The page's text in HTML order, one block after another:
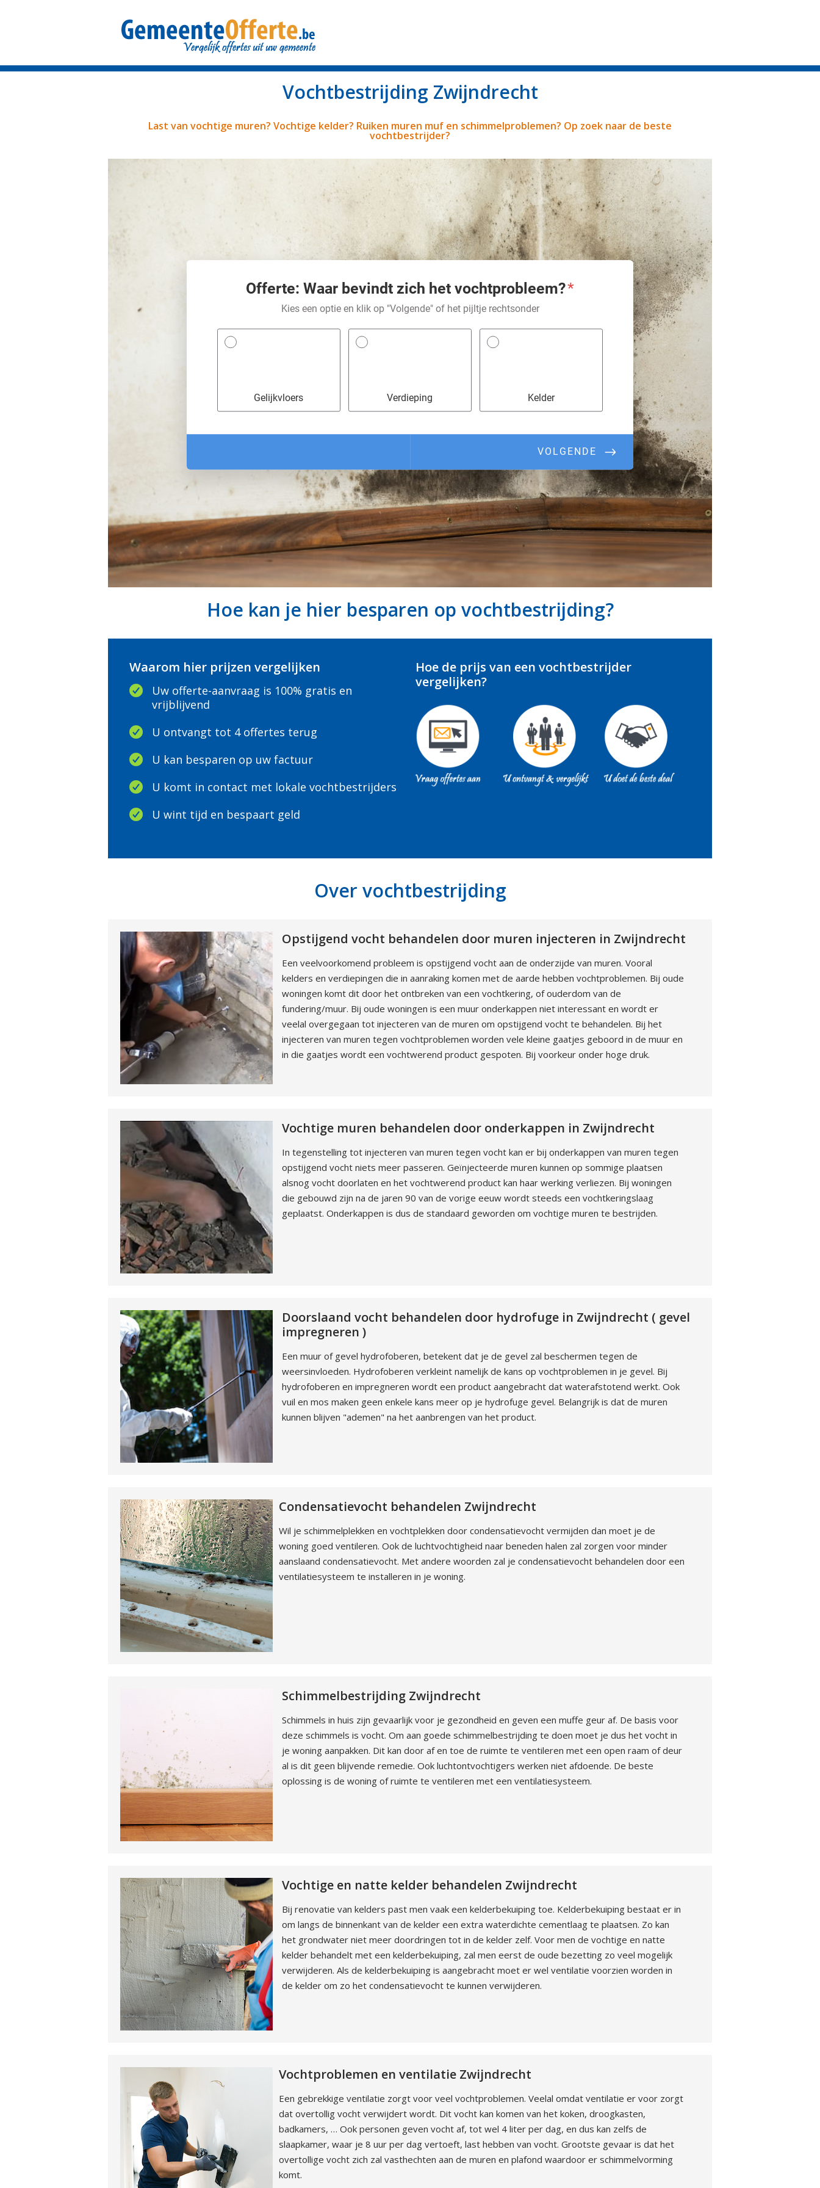
Vochtbestrijding Zwijndrecht
Last van vochtige muren? Vochtige kelder? Ruiken muren muf en schimmelproblemen? Op zoek naar de beste
vochtbestrijder?
Hoe kan je hier besparen op vochtbestrijding?
Waarom hier prijzen vergelijken
Uw offerte-aanvraag is 100% gratis en
vrijblijvend
U ontvangt tot 4 offertes terug
U kan besparen op uw factuur
U komt in contact met lokale vochtbestrijders
U wint tijd en bespaart geld
Hoe de prijs van een vochtbestrijder
vergelijken?
Over vochtbestrijding
Opstijgend vocht behandelen door muren injecteren in Zwijndrecht
Een veelvoorkomend probleem is opstijgend vocht aan de onderzijde van muren. Vooral
kelders en verdiepingen die in aanraking komen met de aarde hebben vochtproblemen. Bij oude
woningen komt dit door het ontbreken van een vochtkering, of ouderdom van de
fundering/muur. Bij oude woningen is een muur onderkappen niet interessant en wordt er
veelal overgegaan tot injecteren van de muren om opstijgend vocht te behandelen. Bij het
injecteren van muren tegen vochtproblemen worden vele kleine gaatjes geboord in de muur en
in die gaatjes wordt een vochtwerend product gespoten. Bij voorkeur onder hoge druk.
Vochtige muren behandelen door onderkappen in Zwijndrecht
In tegenstelling tot injecteren van muren tegen vocht kan er bij onderkappen van muren tegen
opstijgend vocht niets meer passeren. Geïnjecteerde muren kunnen op sommige plaatsen
alsnog vocht doorlaten en het vochtwerend product kan haar werking verliezen. Bij woningen
die gebouwd zijn na de jaren 90 van de vorige eeuw wordt steeds een vochtkeringslaag
geplaatst. Onderkappen is dus de standaard geworden om vochtige muren te bestrijden.
Doorslaand vocht behandelen door hydrofuge in Zwijndrecht ( gevel
impregneren )
Een muur of gevel hydrofoberen, betekent dat je de gevel zal beschermen tegen de
weersinvloeden. Hydrofoberen verkleint namelijk de kans op vochtproblemen in je gevel. Bij
hydrofoberen en impregneren wordt een product aangebracht dat waterafstotend werkt. Ook
vuil en mos maken geen enkele kans meer op je hydrofuge gevel. Belangrijk is dat de muren
kunnen blijven "ademen" na het aanbrengen van het product.
Condensatievocht behandelen Zwijndrecht
Wil je schimmelplekken en vochtplekken door condensatievocht vermijden dan moet je de
woning goed ventileren. Ook de luchtvochtigheid naar beneden halen zal zorgen voor minder
aanslaand condensatievocht. Met andere woorden zal je condensatievocht behandelen door een
ventilatiesysteem te installeren in je woning.
Schimmelbestrijding Zwijndrecht
Schimmels in huis zijn gevaarlijk voor je gezondheid en geven een muffe geur af. De basis voor
deze schimmels is vocht. Om aan goede schimmelbestrijding te doen moet je dus het vocht in
je woning aanpakken. Dit kan door af en toe de ruimte te ventileren met een open raam of deur
al is dit geen blijvende remedie. Ook luchtontvochtigers werken niet afdoende. De beste
oplossing is de woning of ruimte te ventileren met een ventilatiesysteem.
Vochtige en natte kelder behandelen Zwijndrecht
Bij renovatie van kelders past men vaak een kelderbekuiping toe. Kelderbekuiping bestaat er in
om langs de binnenkant van de kelder een extra waterdichte cementlaag te plaatsen. Zo kan
het grondwater niet meer doordringen tot in de kelder zelf. Voor men de vochtige en natte
kelder behandelt met een kelderbekuiping, zal men eerst de oude bezetting zo veel mogelijk
verwijderen. Als de kelderbekuiping is aangebracht moet er wel ventilatie voorzien worden in
de kelder om zo het condensatievocht te kunnen verwijderen.
Vochtproblemen en ventilatie Zwijndrecht
Een gebrekkige ventilatie zorgt voor veel vochtproblemen. Veelal omdat ventilatie er voor zorgt
dat overtollig vocht verwijdert wordt. Dit vocht kan komen van het koken, droogkasten,
badkamers, … Ook personen geven vocht af, tot wel 4 liter per dag, en dus kan zelfs de
slaapkamer, waar je 8 uur per dag vertoeft, last hebben van vocht. Grootste gevaar is dat het
overtollige vocht zich zal vasthechten aan de muren en plafond waardoor er schimmelvorming
komt.